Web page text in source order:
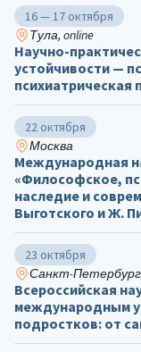
16 — 17 октября
Тула, online
Научно-
устойчивости —
психиатрическая
22 октября
Москва
Международная
«Философское,
наследие и
Выготского и Ж.
23 октября
Санкт-
Всероссийская
международным
подростков: от